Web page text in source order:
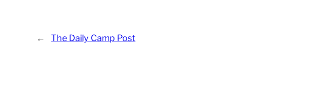
← The Daily Camp Post